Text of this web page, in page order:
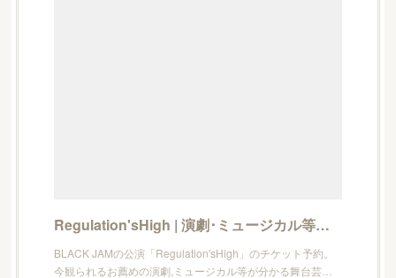
Regulation'sHigh | 演劇･ミュージカル等のクチコミ＆チケット予約★CoRich舞台芸術！
BLACK JAMの公演「Regulation'sHigh」のチケット予約。
今観られるお薦めの演劇,ミュージカル等が分かる舞台芸…